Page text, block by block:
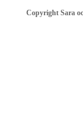
Copyright Sara